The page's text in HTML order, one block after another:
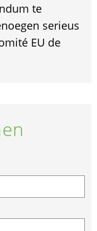
te
serieus
EU de